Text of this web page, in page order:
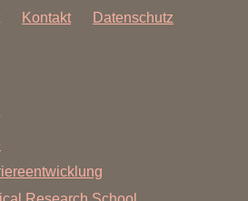
Kontakt
Datenschutz